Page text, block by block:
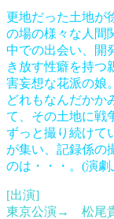
更地だった土地が
の場の様々な人間
中での出会い、開
き放す性癖を持つ
害妄想な花派の娘
どれもなんだかか
て、その土地に戦
ずっと撮り続けて
が集い、記録係の
のは・・・。(演劇
[出演]
東京公演→ 松尾